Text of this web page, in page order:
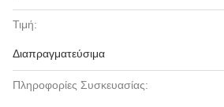
Τιμή:
Διαπραγματεύσιμα
Πληροφορίες Συσκευασίας: